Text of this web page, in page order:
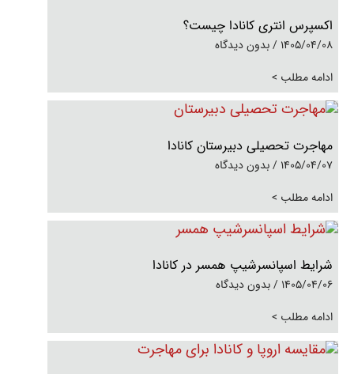
اکسپرس انتری کانادا چیست؟
1405/04/08
بدون دیدگاه
ادامه مطلب >
مهاجرت تحصیلی دبیرستان کانادا
1405/04/07
بدون دیدگاه
ادامه مطلب >
شرایط اسپانسرشیپ همسر در کانادا
1405/04/06
بدون دیدگاه
ادامه مطلب >